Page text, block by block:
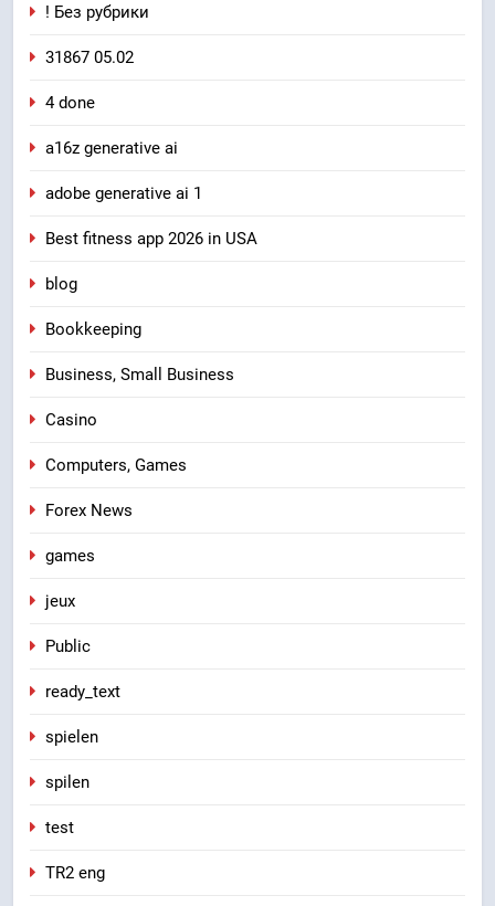
! Без рубрики
31867 05.02
4 done
a16z generative ai
adobe generative ai 1
Best fitness app 2026 in USA
blog
Bookkeeping
Business, Small Business
Casino
Computers, Games
Forex News
games
jeux
Public
ready_text
spielen
spilen
test
TR2 eng